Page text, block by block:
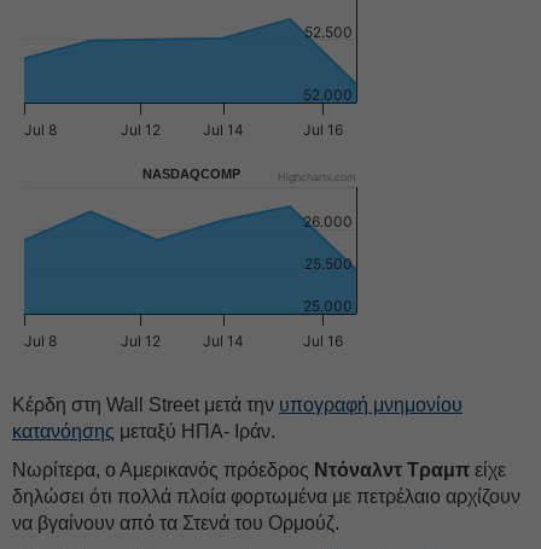
Jul 8 Jul 12 Jul 14 Jul 16
52.000
52.500
NASDAQCOMP
Jul 8 Jul 12 Jul 14 Jul 16
25.000
25.500
26.000
Highcharts.com
Κέρδη στη Wall Street μετά την υπογραφή μνημονίου
κατανόησης μεταξύ ΗΠΑ- Ιράν.
Νωρίτερα, ο Αμερικανός πρόεδρος Ντόναλντ Τραμπ είχε
δηλώσει ότι πολλά πλοία φορτωμένα με πετρέλαιο αρχίζουν
να βγαίνουν από τα Στενά του Ορμούζ.